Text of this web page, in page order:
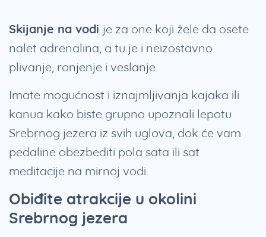
Skijanje na vodi je za one koji žele da osete
nalet adrenalina, a tu je i neizostavno
plivanje, ronjenje i veslanje.
Imate mogućnost i iznajmljivanja kajaka ili
kanua kako biste grupno upoznali lepotu
Srebrnog jezera iz svih uglova, dok će vam
pedaline obezbediti pola sata ili sat
meditacije na mirnoj vodi.
Obiđite atrakcije u okolini
Srebrnog jezera